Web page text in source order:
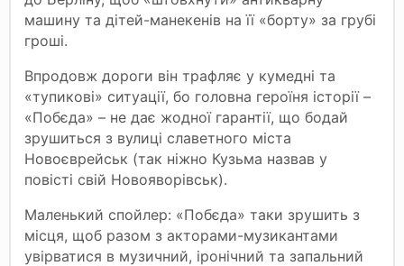
машину та дітей-манекенів на її «борту» за грубі
гроші.
Впродовж дороги він трафляє у кумедні та
«тупикові» ситуації, бо головна героїня історії –
«Побєда» – не дає жодної гарантії, що бодай
зрушиться з вулиці славетного міста
Новоєврейськ (так ніжно Кузьма назвав у
повісті свій Новояворівськ).
Маленький спойлер: «Побєда» таки зрушить з
місця, щоб разом з акторами-музикантами
увірватися в музичний, іронічний та запальний